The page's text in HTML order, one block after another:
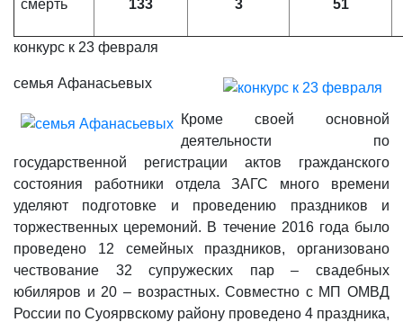
смерть 133 3 51
конкурс к 23 февраля
семья Афанасьевых
Кроме своей основной
деятельности по
государственной регистрации актов гражданского
состояния работники отдела ЗАГС много времени
уделяют подготовке и проведению праздников и
торжественных церемоний. В течение 2016 года было
проведено 12 семейных праздников, организовано
чествование 32 супружеских пар – свадебных
юбиляров и 20 – возрастных. Совместно с МП ОМВД
России по Суоярвскому району проведено 4 праздника,